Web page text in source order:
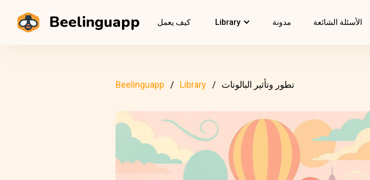
Beelinguapp كيف يعمل Library مدونة الأسئلة الشائعة
Beelinguapp Library تطور وتأثير البالونات